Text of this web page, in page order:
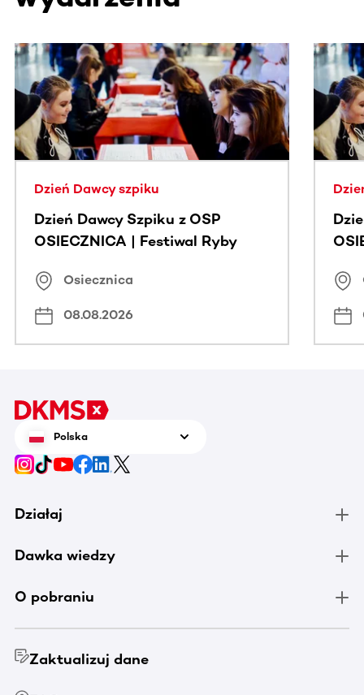
Ta sekcja zawiera treści przewijane w poziomie. Użyj
Dzień Dawcy szpiku
Dzień Dawcy Szpiku z OSP
OSIECZNICA | Festiwal Ryby
Osiecznica
08.08.2026
Polska
Działaj
Dawka wiedzy
O pobraniu
Zaktualizuj dane